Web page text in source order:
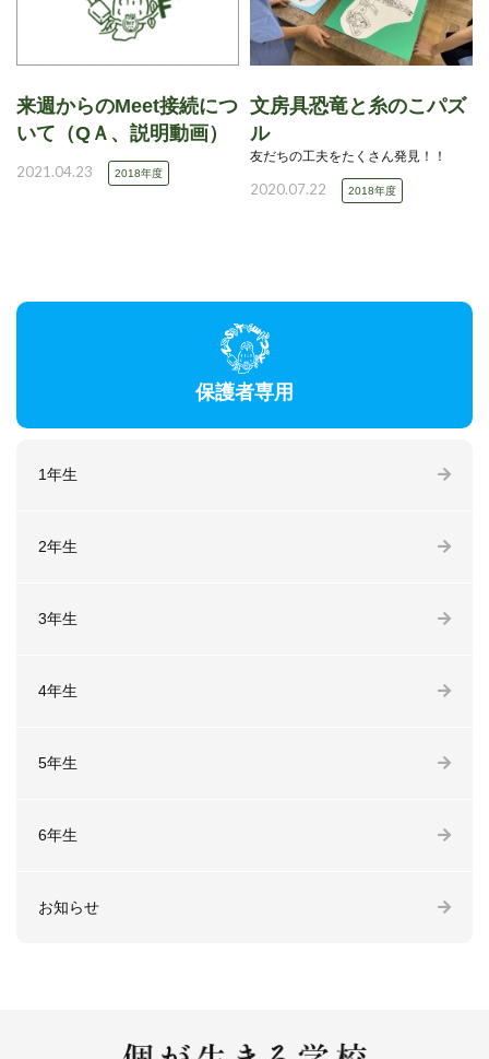
来週からのMeet接続につ
いて（QＡ、説明動画）
2021.04.23 2018年度
文房具恐竜と糸のこパズ
ル
友だちの工夫をたくさん発見！！
2020.07.22 2018年度
保護者専用
1年生
2年生
3年生
4年生
5年生
6年生
お知らせ